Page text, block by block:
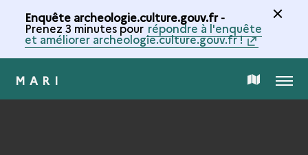
Enquête archeologie.culture.gouv.fr -
Prenez 3 minutes pour répondre à l'enquête
et améliorer archeologie.culture.gouv.fr !
MARI CARTE MENU